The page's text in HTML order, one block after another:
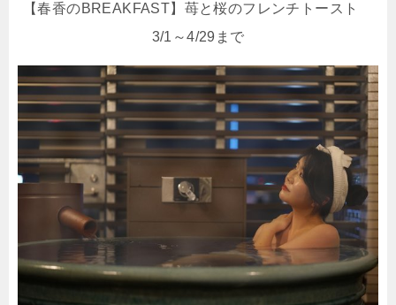
【春香のBREAKFAST】苺と桜のフレンチトースト
3/1～4/29まで